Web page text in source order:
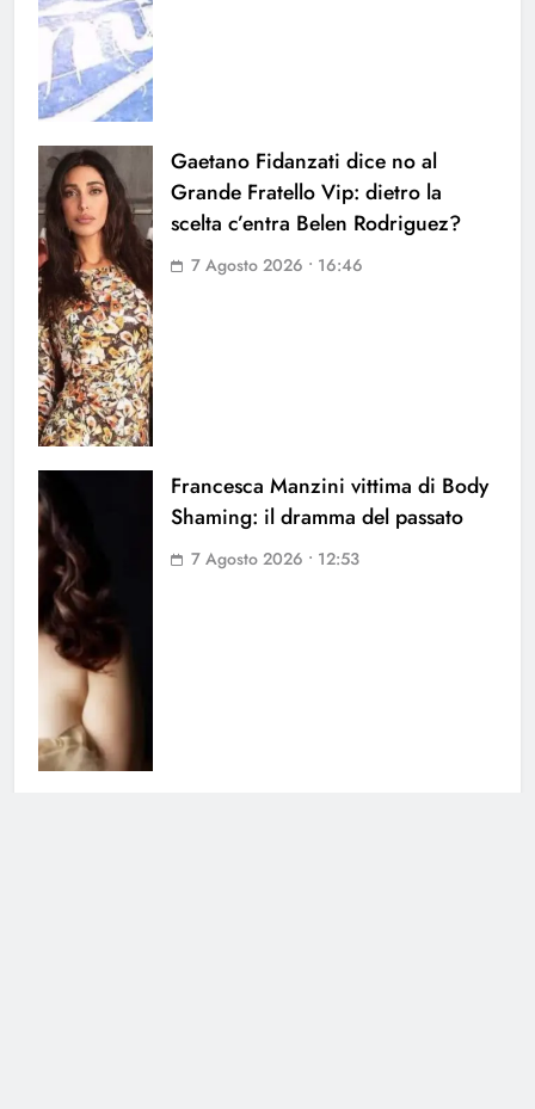
Gaetano Fidanzati dice no al
Grande Fratello Vip: dietro la
scelta c’entra Belen Rodriguez?
7 Agosto 2026 • 16:46
Francesca Manzini vittima di Body
Shaming: il dramma del passato
7 Agosto 2026 • 12:53